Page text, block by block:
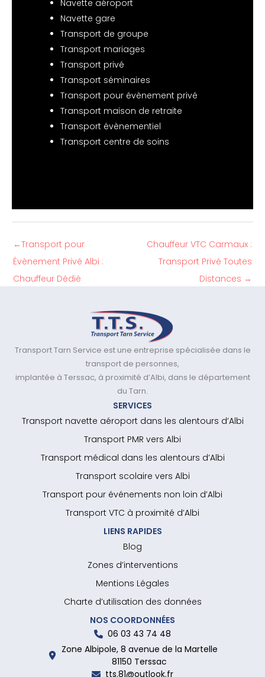
Navette aéroport
Navette gare
Transport de groupe
Transport mariages
Transport privé
Transport séminaires
Transport pour évènement privé
Transport maison de retraite
Transport évènementiel
Transport centre de soins
←Transport pour
Évènement Privé Albi :
Chauffeur Dédié
Chauffeur VTC Carmaux :
Transport Privé Toutes
Distances →
Transport Tarn Service est une entreprise spécialisée dans le
transport de personnes,
implantée à Terssac, à proximité d’Albi, dans le département
du Tarn.
SERVICES
Transport navette aéroport dans les alentours d’Albi
Transport PMR vers Albi
Transport médical dans les alentours d’Albi
Transport scolaire vers Albi
Transport pour événements non loin d’Albi
Transport VTC à proximité d’Albi
LIENS RAPIDES
Blog
Zones d’interventions
Mentions Légales
Charte d’utilisation des données
NOS COORDONNÉES
06 03 43 74 48
Zone Albipole, 8 avenue de la Martelle
81150 Terssac
tts.81@outlook.fr